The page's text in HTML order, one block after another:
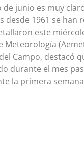
junio es muy
desde 1961 se han
este
Meteorología
Campo, destacó
durante el mes
la primera